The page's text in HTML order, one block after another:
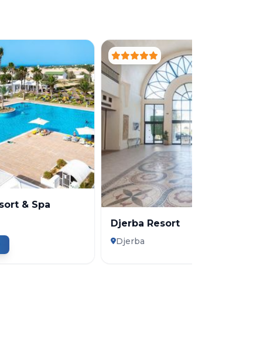
& Spa
Djerba Resort
Djerba